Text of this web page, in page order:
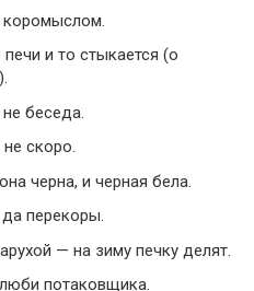
и то стыкается (о
беседа.
скоро.
черна, и черная бела.
перекоры.
— на зиму печку делят.
потаковщика.